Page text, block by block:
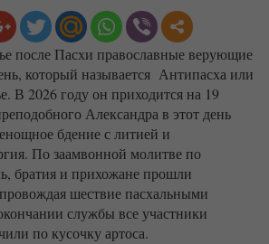
после Пасхи православные верующие
который называется Антипасха или
В 2026 году он приходится на 19
Александра в этот день
бдение с литией и
По заамвонной молитве по
братия и прихожане прошли
шествие пасхальными
службы все участники
по кусочку артоса.